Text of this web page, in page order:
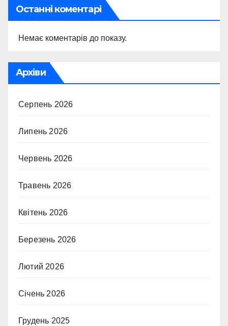
Останні коментарі
Немає коментарів до показу.
Архіви
Серпень 2026
Липень 2026
Червень 2026
Травень 2026
Квітень 2026
Березень 2026
Лютий 2026
Січень 2026
Грудень 2025